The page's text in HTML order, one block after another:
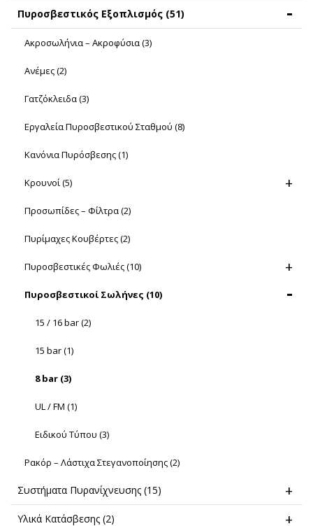
Πυροσβεστικός Εξοπλισμός (51)
Ακροσωλήνια – Ακροφύσια(3)
Ανέμες(2)
Γατζόκλειδα(3)
Εργαλεία Πυροσβεστικού Σταθμού (8)
Κανόνια Πυρόσβεσης(1)
Κρουνοί(5)
Προσωπίδες – Φίλτρα(2)
Πυρίμαχες Κουβέρτες(2)
Πυροσβεστικές Φωλιές(10)
Πυροσβεστικοί Σωλήνες (10)
15 / 16 bar(2)
15 bar(1)
8 bar (3)
UL / FM (1)
Ειδικού Τύπου (3)
Ρακόρ – Λάστιχα Στεγανοποίησης(2)
Συστήματα Πυρανίχνευσης (15)
Υλικά Κατάσβεσης (2)